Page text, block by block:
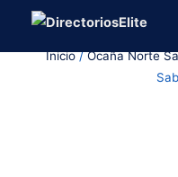
contenidoInicio/Ocaña Norte